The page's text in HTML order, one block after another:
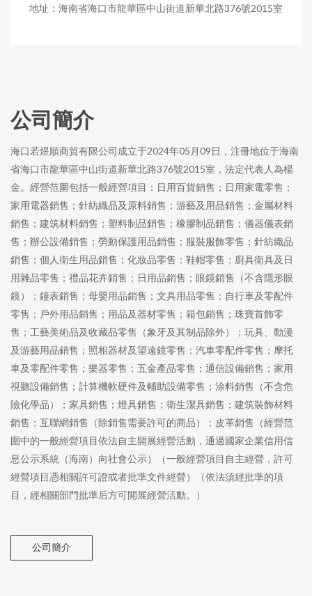
地址：海南省海口市龍華區中山街道新華北路376號2015室
公司簡介
海口若煜順商貿有限公司成立于2024年05月09日，注冊地位于海南
省海口市龍華區中山街道新華北路376號2015室，法定代表人為楊
金。經營范圍包括一般經營項目：日用百貨銷售；日用家電零售；
家用電器銷售；針紡織品及原料銷售；游藝及用品銷售；金屬材料
銷售；建筑材料銷售；塑料制品銷售；橡膠制品銷售；儀器儀表銷
售；辦公設備銷售；勞動保護用品銷售；服裝服飾零售；針紡織品
銷售；個人衛生用品銷售；化妝品零售；鞋帽零售；廚具衛具及日
用雜品零售；禮品花卉銷售；日用品銷售；眼鏡銷售（不含隱形眼
鏡）；鐘表銷售；母嬰用品銷售；文具用品零售；自行車及零配件
零售；戶外用品銷售；用品及器材零售；箱包銷售；珠寶首飾零
售；工藝美術品及收藏品零售（象牙及其制品除外）；玩具、動漫
及游藝用品銷售；照相器材及望遠鏡零售；汽車零配件零售；摩托
車及零配件零售；樂器零售；五金產品零售；通信設備銷售；家用
視聽設備銷售；計算機軟硬件及輔助設備零售；涂料銷售（不含危
險化學品）；家具銷售；燈具銷售；衛生潔具銷售；建筑裝飾材料
銷售；互聯網銷售（除銷售需要許可的商品）；皮革銷售（經營范
圍中的一般經營項目依法自主開展經營活動，通過國家企業信用信
息公示系統（海南）向社會公示）（一般經營項目自主經營，許可
經營項目憑相關許可證或者批準文件經營）（依法須經批準的項
目，經相關部門批準后方可開展經營活動。）
公司簡介